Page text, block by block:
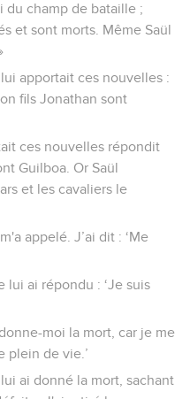
du champ de bataille ;
et sont morts. Même Saül
apportait ces nouvelles :
fils Jonathan sont
ces nouvelles répondit
Guilboa. Or Saül
et les cavaliers le
appelé. J’ai dit : ‘Me
lui ai répondu : ‘Je suis
moi la mort, car je me
plein de vie.’
ai donné la mort, sachant